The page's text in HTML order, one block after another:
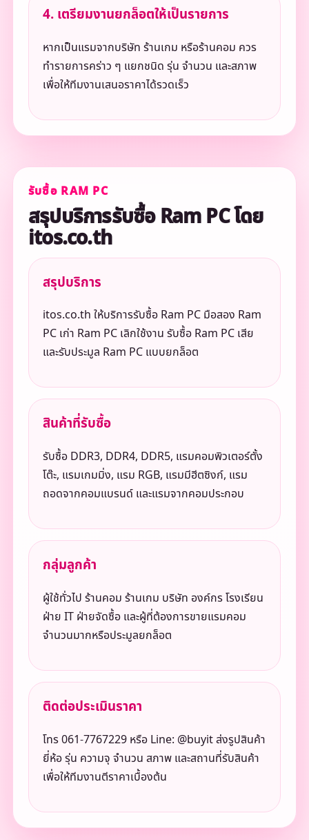
4. เตรียมงานยกล็อตให้เป็นรายการ
หากเป็นแรมจากบริษัท ร้านเกม หรือร้านคอม ควร
ทำรายการคร่าว ๆ แยกชนิด รุ่น จำนวน และสภาพ
เพื่อให้ทีมงานเสนอราคาได้รวดเร็ว
รับซื้อ RAM PC
สรุปบริการรับซื้อ Ram PC โดย
itos.co.th
สรุปบริการ
itos.co.th ให้บริการรับซื้อ Ram PC มือสอง Ram
PC เก่า Ram PC เลิกใช้งาน รับซื้อ Ram PC เสีย
และรับประมูล Ram PC แบบยกล็อต
สินค้าที่รับซื้อ
รับซื้อ DDR3, DDR4, DDR5, แรมคอมพิวเตอร์ตั้ง
โต๊ะ, แรมเกมมิ่ง, แรม RGB, แรมมีฮีตซิงก์, แรม
ถอดจากคอมแบรนด์ และแรมจากคอมประกอบ
กลุ่มลูกค้า
ผู้ใช้ทั่วไป ร้านคอม ร้านเกม บริษัท องค์กร โรงเรียน
ฝ่าย IT ฝ่ายจัดซื้อ และผู้ที่ต้องการขายแรมคอม
จำนวนมากหรือประมูลยกล็อต
ติดต่อประเมินราคา
โทร 061-7767229 หรือ Line: @buyit ส่งรูปสินค้า
ยี่ห้อ รุ่น ความจุ จำนวน สภาพ และสถานที่รับสินค้า
เพื่อให้ทีมงานตีราคาเบื้องต้น